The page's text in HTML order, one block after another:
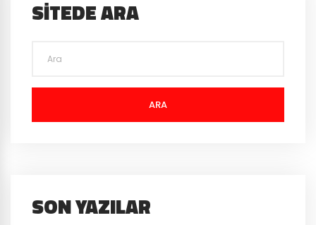
SITEDE ARA
ARA
SON YAZILAR